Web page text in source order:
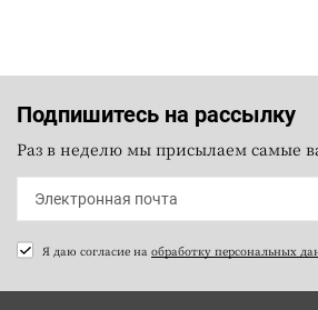
Подпишитесь на рассылку
Раз в неделю мы присылаем самые
Я даю согласие на обработку персональных